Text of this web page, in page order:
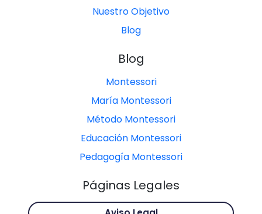
Nuestro Objetivo
Blog
Blog
Montessori
María Montessori
Método Montessori
Educación Montessori
Pedagogía Montessori
Páginas Legales